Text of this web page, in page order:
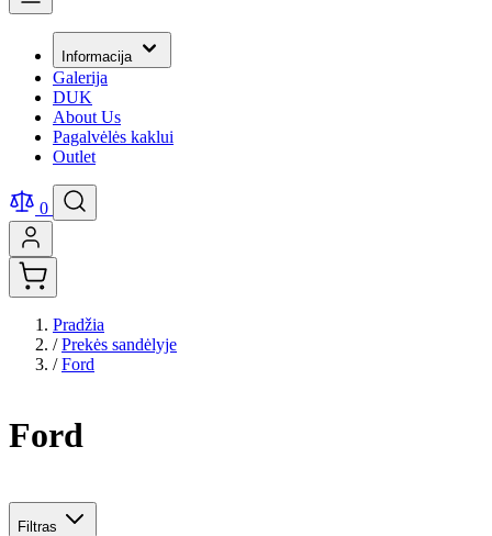
Informacija
Galerija
DUK
About Us
Pagalvėlės kaklui
Outlet
0
Pradžia
/ Prekės sandėlyje
/ Ford
Ford
Filtras